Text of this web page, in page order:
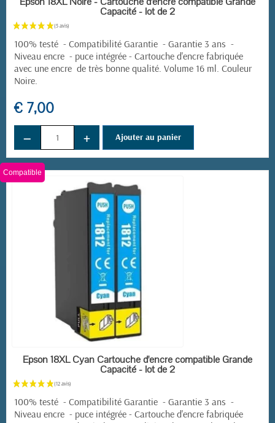
Capacité - lot de 2
100% testé - Compatibilité Garantie - Garantie 3 ans -
Niveau encre - puce intégrée - Cartouche d'encre fabriquée
avec une encre de très bonne qualité. Volume 16 ml. Couleur
Noire.
€ 7,00
− + Ajouter au panier
EN STOCK
Compatible
Epson 18XL Cyan Cartouche d'encre compatible Grande
Capacité - lot de 2
100% testé - Compatibilité Garantie - Garantie 3 ans -
Niveau encre - puce intégrée - Cartouche d'encre fabriquée